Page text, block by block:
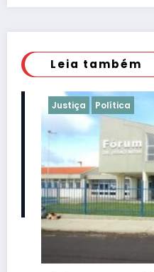
Leia também
Justiça Política